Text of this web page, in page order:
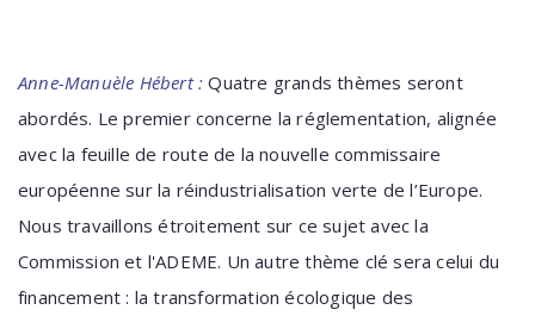
Anne-Manuèle Hébert : Quatre grands thèmes seront
abordés. Le premier concerne la réglementation, alignée
avec la feuille de route de la nouvelle commissaire
européenne sur la réindustrialisation verte de l’Europe.
Nous travaillons étroitement sur ce sujet avec la
Commission et l'ADEME. Un autre thème clé sera celui du
financement : la transformation écologique des